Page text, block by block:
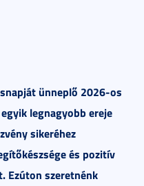
ünneplő 2026-os
legnagyobb ereje
sikeréhez
és pozitív
Ezúton szeretnénk